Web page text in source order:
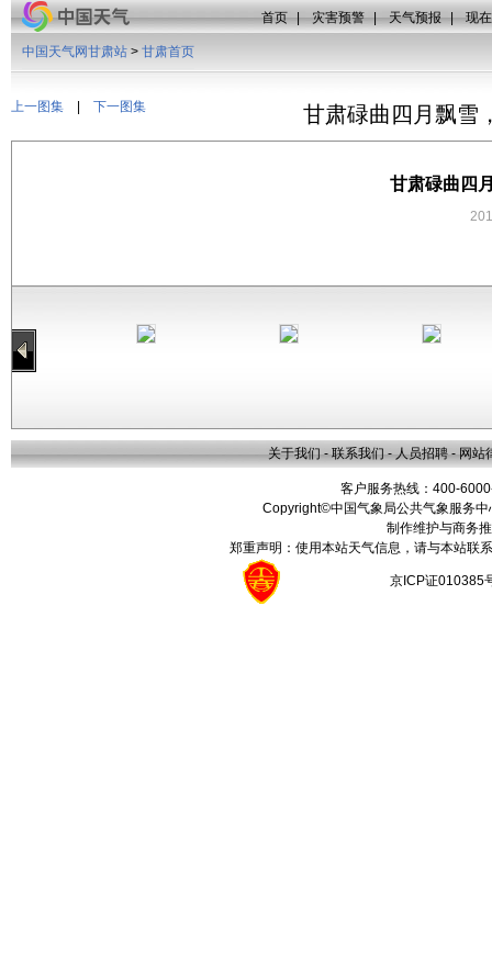
首页 | 灾害预警 | 天气预报 | 现
上一图集 下一图集
中国天气网甘肃站 > 甘肃首页
甘肃碌曲四月飘雪
甘肃碌曲四
关于我们 - 联系我们 - 人员招聘 - 网站
客户服务热线：400-
Copyright©中国气象局公共气象服务
制作维护与商务
郑重声明：使用本站天气信息，请与本站联
京ICP证010385